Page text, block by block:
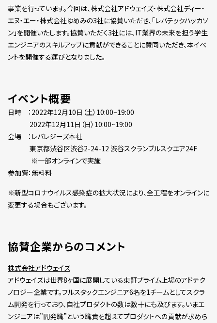
事業を行っています。今回は、株式会社アドウェイズ・株式会社ディー・
エヌ・エー・株式会社ゆめみの3社に協賛いただき、「レバテックハッカソ
ン」を開催いたします。協賛いただく3社には、IT業界の未来を担う学生
エンジニアのスキルアップに貢献ができることに賛同いただき、本イベ
ントを開催する運びとなりました。
イベント概要
日時 ：2022年12月10日（土）10:00~19:00
2022年12月11日（日）10:00~19:00
会場 ：レバレジーズ本社
東京都渋谷区渋谷2-24-12 渋谷スクランブルスクエア24F
※一部オンラインで実施
参加費：無料料
※新型コロナウイルス感染症の拡大状況により、全工程をオンラインに
変更する場合もございます。
協賛企業からのコメント
株式会社アドウェイズ
アドウェイズは世界8ヶ国に展開している東証プライム上場のアドテク
ノロジー企業です。フルスタックエンジニア6名を1チームとしてスクラ
ム開発を行っており、自社プロダクトの数は数十にも及びます。いまエ
ンジニアは”開発職”という職責を超えてプロダクトへの貢献が求めら